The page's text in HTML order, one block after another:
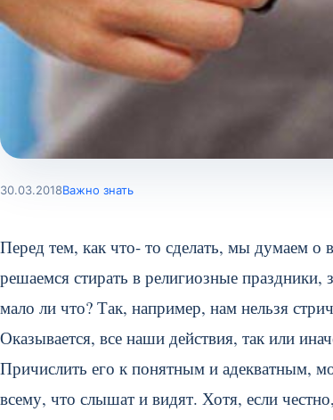
30.03.2018Важно знать
Перед тем, как что- то сделать, мы думаем
решаемся стирать в религиозные
мало ли что? Так, например, нам нельзя
Оказывается, все наши действия, так или
Причислить его к понятным и адекватным,
всему, что слышат и видят. Хотя, если